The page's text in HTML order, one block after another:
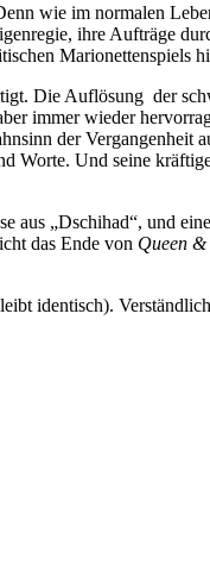
wie im normalen
ihre Aufträge
Marionettenspiels
Die Auflösung der
immer wieder
der Vergangenheit
Worte. Und seine
aus „Dschihad“, und
das Ende von Queen
identisch).